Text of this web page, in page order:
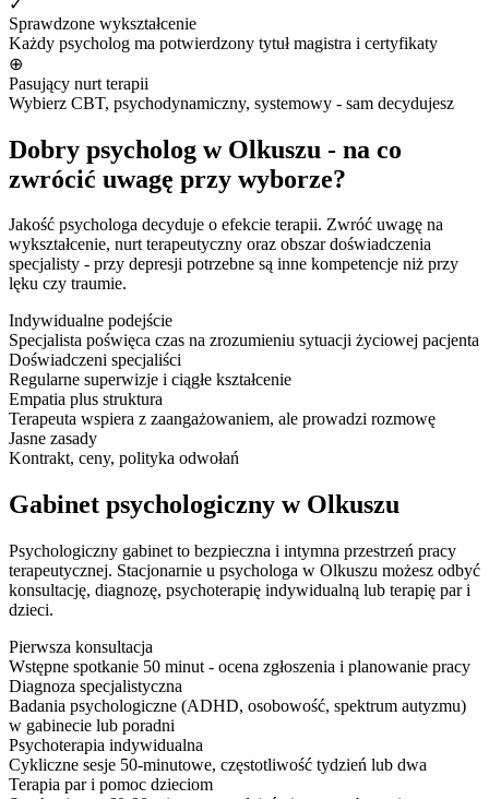
Sprawdzone wykształcenie
Każdy psycholog ma potwierdzony tytuł magistra i certyfikaty
⊕
Pasujący nurt terapii
Wybierz CBT, psychodynamiczny, systemowy - sam decydujesz
Dobry psycholog w Olkuszu - na co
zwrócić uwagę przy wyborze?
Jakość psychologa decyduje o efekcie terapii. Zwróć uwagę na
wykształcenie, nurt terapeutyczny oraz obszar doświadczenia
specjalisty - przy depresji potrzebne są inne kompetencje niż przy
lęku czy traumie.
Indywidualne podejście
Specjalista poświęca czas na zrozumieniu sytuacji życiowej pacjenta
Doświadczeni specjaliści
Regularne superwizje i ciągłe kształcenie
Empatia plus struktura
Terapeuta wspiera z zaangażowaniem, ale prowadzi rozmowę
Jasne zasady
Kontrakt, ceny, polityka odwołań
Gabinet psychologiczny w Olkuszu
Psychologiczny gabinet to bezpieczna i intymna przestrzeń pracy
terapeutycznej. Stacjonarnie u psychologa w Olkuszu możesz odbyć
konsultację, diagnozę, psychoterapię indywidualną lub terapię par i
dzieci.
Pierwsza konsultacja
Wstępne spotkanie 50 minut - ocena zgłoszenia i planowanie pracy
Diagnoza specjalistyczna
Badania psychologiczne (ADHD, osobowość, spektrum autyzmu)
w gabinecie lub poradni
Psychoterapia indywidualna
Cykliczne sesje 50-minutowe, częstotliwość tydzień lub dwa
Terapia par i pomoc dzieciom